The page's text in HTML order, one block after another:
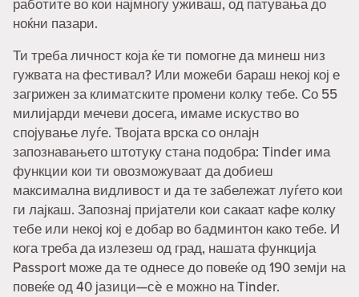
ноќни пазари.
Ти треба личност која ќе ти помогне да минеш низ
гужвата на фестивал? Или можеби бараш некој кој е
загрижен за климатските промени колку тебе. Со 55
милијарди мечеви досега, имаме искуство во
спојување луѓе. Твојата врска со онлајн
запознавањето штотуку стана подобра: Tinder има
функции кои ти овозможуваат да добиеш
максимална видливост и да те забележат луѓето кои
ги лајкаш. Запознај пријатели кои сакаат кафе колку
тебе или некој кој е добар во бадминтон како тебе. И
кога треба да излезеш од град, нашата функција
Passport може да те однесе до повеќе од 190 земји на
повеќе од 40 јазици—сè е можно на Tinder.